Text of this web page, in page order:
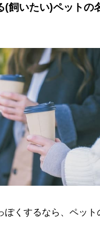
飼いたい)ペットの
ぽくするなら、ペット